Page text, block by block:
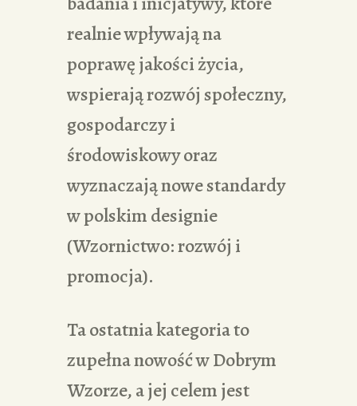
realnie wpływają na
poprawę jakości życia,
wspierają rozwój społeczny,
gospodarczy i
środowiskowy oraz
wyznaczają nowe standardy
w polskim designie
(Wzornictwo: rozwój i
promocja).
Ta ostatnia kategoria to
zupełna nowość w Dobrym
Wzorze, a jej celem jest